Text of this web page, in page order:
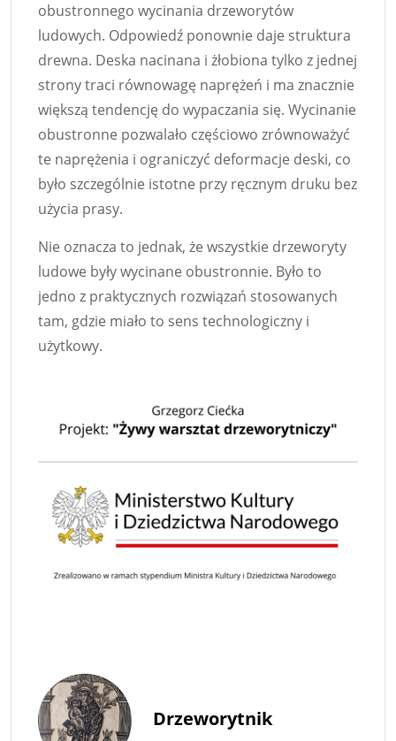
obustronnego wycinania drzeworytów
ludowych. Odpowiedź ponownie daje struktura
drewna. Deska nacinana i żłobiona tylko z jednej
strony traci równowagę naprężeń i ma znacznie
większą tendencję do wypaczania się. Wycinanie
obustronne pozwalało częściowo zrównoważyć
te naprężenia i ograniczyć deformacje deski, co
było szczególnie istotne przy ręcznym druku bez
użycia prasy.
Nie oznacza to jednak, że wszystkie drzeworyty
ludowe były wycinane obustronnie. Było to
jedno z praktycznych rozwiązań stosowanych
tam, gdzie miało to sens technologiczny i
użytkowy.
Drzeworytnik